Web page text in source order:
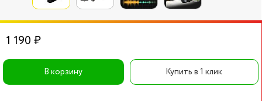
1 190 ₽
В корзину Купить в 1 клик